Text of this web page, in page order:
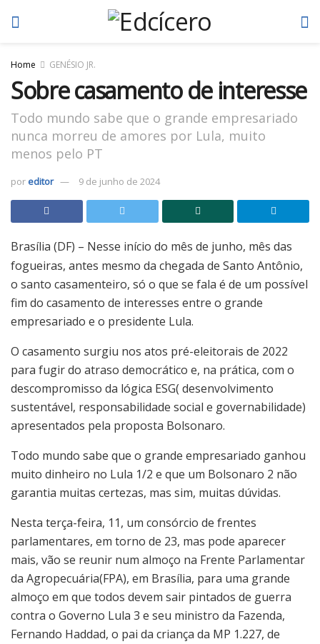
Home GENÉSIO JR.
Sobre casamento de interesse
Todo mundo sabe que o grande empresariado
nunca morreu de amores por Lula, muito
menos pelo PT
por editor 9 de junho de 2024
Brasília (DF) – Nesse início do mês de junho, mês das
fogueiras, antes mesmo da chegada de Santo Antônio,
o santo casamenteiro, só o que se fala é de um possível
fim do casamento de interesses entre o grande
empresariado e o presidente Lula.
O casamento surgiu nos atos pré-eleitorais de 2022
para fugir do atraso democrático e, na prática, com o
descompromisso da lógica ESG( desenvolvimento
sustentável, responsabilidade social e governabilidade)
apresentados pela proposta Bolsonaro.
Todo mundo sabe que o grande empresariado ganhou
muito dinheiro no Lula 1/2 e que um Bolsonaro 2 não
garantia muitas certezas, mas sim, muitas dúvidas.
Nesta terça-feira, 11, um consórcio de frentes
parlamentares, em torno de 23, mas pode aparecer
mais, vão se reunir num almoço na Frente Parlamentar
da Agropecuária(FPA), em Brasília, para uma grande
almoço em que todos devem sair pintados de guerra
contra o Governo Lula 3 e seu ministro da Fazenda,
Fernando Haddad, o pai da criança da MP 1.227, de